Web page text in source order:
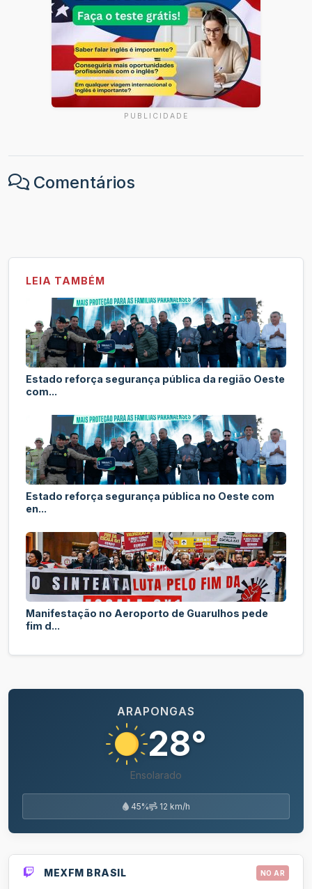
PUBLICIDADE
Comentários
LEIA TAMBÉM
Estado reforça segurança pública da região Oeste
com...
Estado reforça segurança pública no Oeste com
en...
Manifestação no Aeroporto de Guarulhos pede
fim d...
ARAPONGAS
28°
Ensolarado
45% 12 km/h
MEXFM BRASIL NO AR